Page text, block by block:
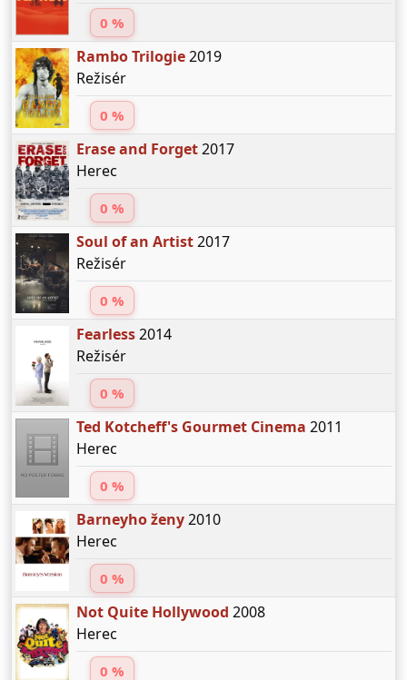
0 %
Rambo Trilogie2019
Režisér
0 %
Erase and Forget2017
Herec
0 %
Soul of an Artist2017
Režisér
0 %
Fearless2014
Režisér
0 %
Ted Kotcheff's Gourmet Cinema 2011
Herec
0 %
Barneyho ženy2010
Herec
0 %
Not Quite Hollywood 2008
Herec
0 %